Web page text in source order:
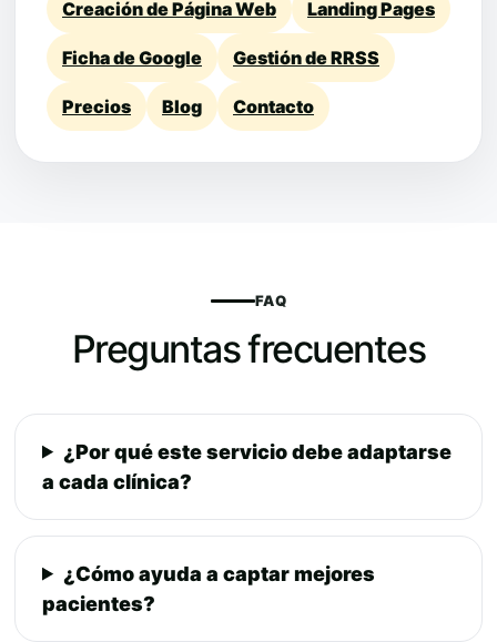
Creación de Página Web Landing Pages
Ficha de Google Gestión de RRSS
Precios Blog Contacto
FAQ
Preguntas frecuentes
¿Por qué este servicio debe adaptarse
a cada clínica?
¿Cómo ayuda a captar mejores
pacientes?